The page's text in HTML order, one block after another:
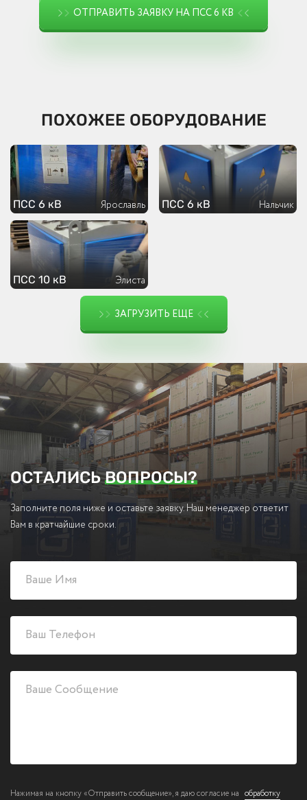
ОТПРАВИТЬ ЗАЯВКУ НА ПСС 6 КВ
ПОХОЖЕЕ ОБОРУДОВАНИЕ
ПСС 6 кВ Ярославль ПСС 6 кВ Нальчик
ПСС 10 кВ Элиста
ЗАГРУЗИТЬ ЕЩЕ
ОСТАЛИСЬВОПРОСЫ?
Заполните поля ниже и оставьте заявку. Наш менеджер ответит
Вам в кратчайшие сроки.
Нажимая на кнопку «Отправить сообщение», я даю согласие на обработку